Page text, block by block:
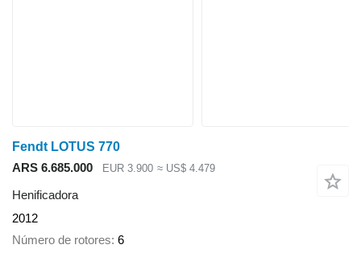
Fendt LOTUS 770
ARS 6.685.000
EUR 3.900 ≈ US$ 4.479
Henificadora
2012
Número de rotores 6